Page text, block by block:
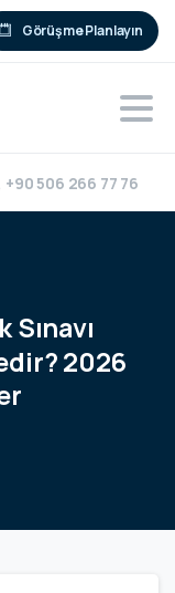
Görüşme Planlayın
+90 506 266 77 76
Sınavı
2026